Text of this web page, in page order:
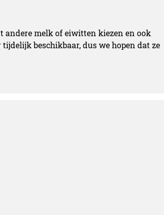
andere melk of eiwitten kiezen en ook
beschikbaar, dus we hopen dat ze